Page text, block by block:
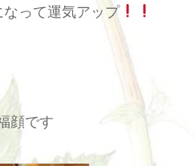
って運気アップ
顔です